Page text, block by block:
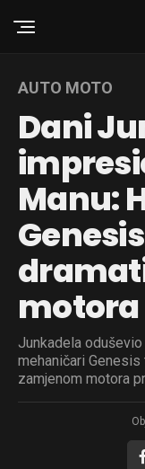
AUTO MOTO
Dani
Manu:
motora
Junkadela
mehaničari
zamjenom motora